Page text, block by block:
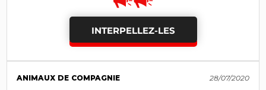
INTERPELLEZ-LES
ANIMAUX DE COMPAGNIE 28/07/2020